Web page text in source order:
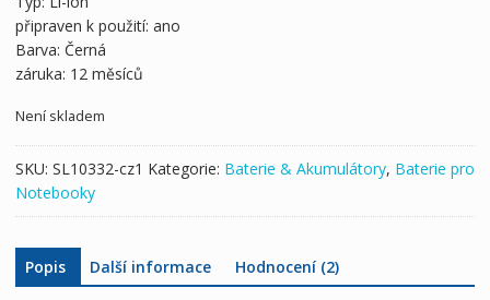
připraven k použití: ano
Barva: Černá
záruka: 12 měsíců
Není skladem
SKU: SL10332-cz1 Kategorie: Baterie & Akumulátory, Baterie pro
Notebooky
Popis Další informace Hodnocení (2)